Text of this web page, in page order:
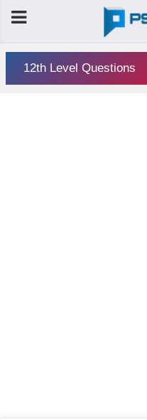
12th Level Questions